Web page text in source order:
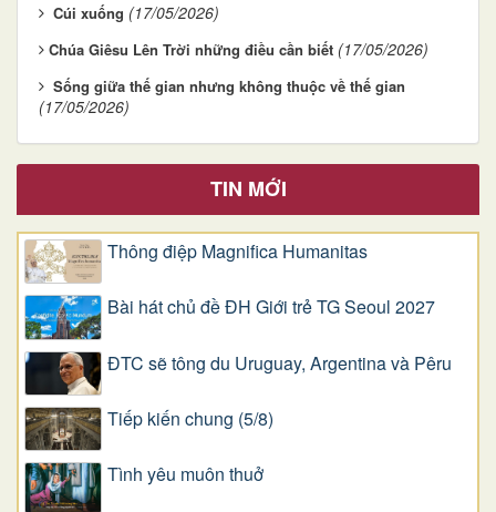
Cúi xuống (17/05/2026)
​​​​​​​Chúa Giêsu Lên Trời những điều cần biết (17/05/2026)
Sống giữa thế gian nhưng không thuộc về thế gian
(17/05/2026)
TIN MỚI
Thông điệp Magnifica Humanitas
Bài hát chủ đề ĐH Giới trẻ TG Seoul 2027
ĐTC sẽ tông du Uruguay, Argentina và Pêru
Tiếp kiến chung (5/8)
Tình yêu muôn thuở